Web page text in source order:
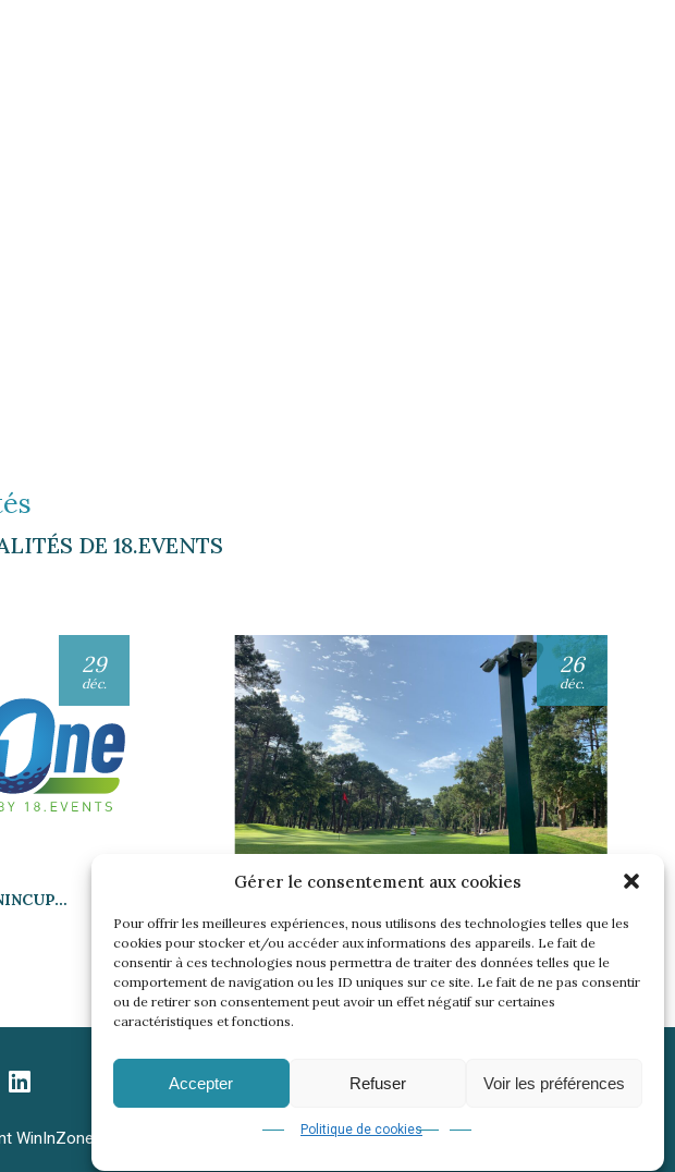
Gérer le consentement aux cookies
Pour offrir les meilleures expériences, nous utilisons des technologies telles que les
cookies pour stocker et/ou accéder aux informations des appareils. Le fait de
consentir à ces technologies nous permettra de traiter des données telles que le
comportement de navigation ou les ID uniques sur ce site. Le fait de ne pas consentir
ou de retirer son consentement peut avoir un effet négatif sur certaines
caractéristiques et fonctions.
Accepter Refuser Voir les préférences
Politique de cookies
DE 18.EVENTS
29
déc.
26
déc.
WININONE !
Lire l'article
WinInZone © 2026 | 18 events